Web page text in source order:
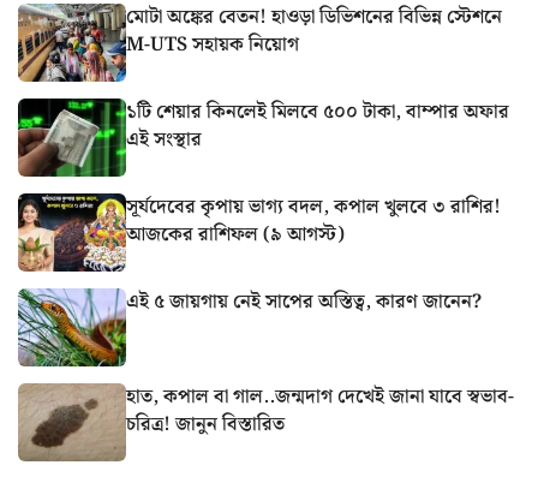
মোটা অঙ্কের বেতন! হাওড়া ডিভিশনের বিভিন্ন স্টেশনে
M-UTS সহায়ক নিয়োগ
১টি শেয়ার কিনলেই মিলবে ৫০০ টাকা, বাম্পার অফার
এই সংস্থার
সূর্যদেবের কৃপায় ভাগ্য বদল, কপাল খুলবে ৩ রাশির!
আজকের রাশিফল (৯ আগস্ট)
এই ৫ জায়গায় নেই সাপের অস্তিত্ব, কারণ জানেন?
হাত, কপাল বা গাল..জন্মদাগ দেখেই জানা যাবে স্বভাব-
চরিত্র! জানুন বিস্তারিত